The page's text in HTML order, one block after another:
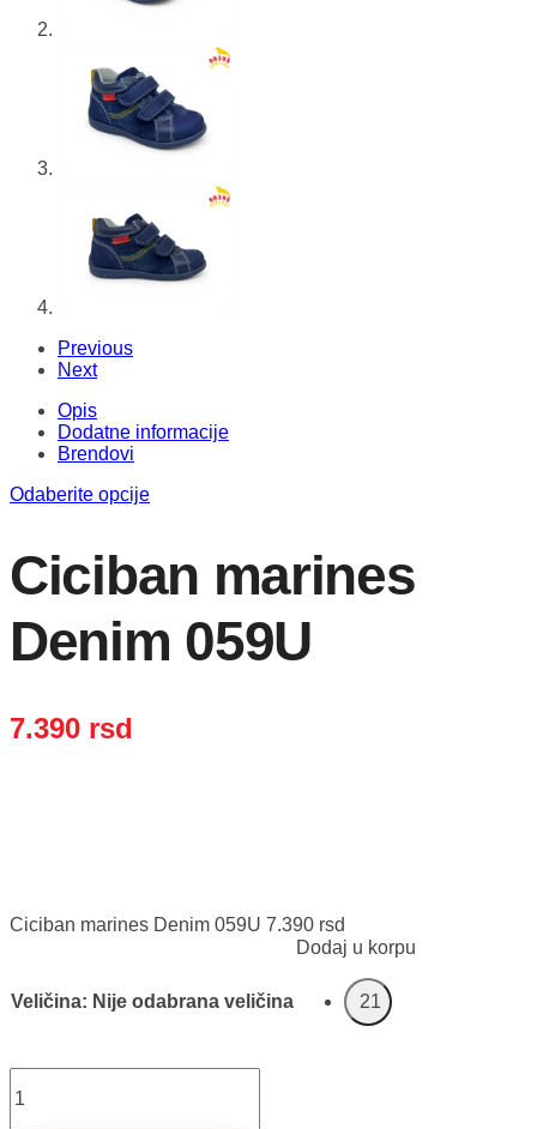
Previous
Next
Opis
Dodatne informacije
Brendovi
Odaberite opcije
Ciciban marines
Denim 059U
7.390 rsd
Ciciban marines Denim 059U 7.390 rsd
Veličina: Nije odabrana veličina
Dodaj u korpu
21
marines